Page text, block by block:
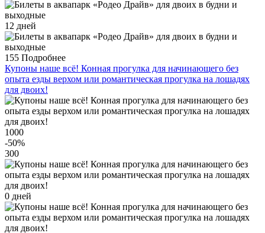
12 дней
155 Подробнее
Купоны наше всё! Конная прогулка для начинающего без
опыта езды верхом или романтическая прогулка на лошадях
для двоих!
1000
-50%
300
0 дней